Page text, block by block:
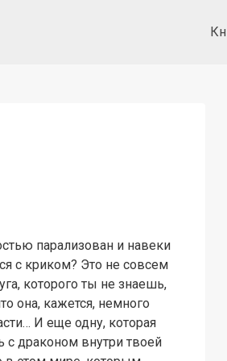
парализован и навеки
с криком? Это не совсем
которого ты не знаешь,
она, кажется, немного
И еще одну, которая
с драконом внутри твоей